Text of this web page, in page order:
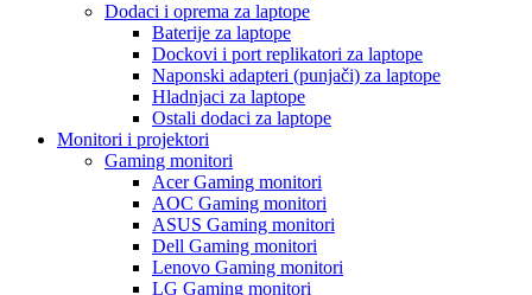
Dodaci i oprema za laptope
Baterije za laptope
Dockovi i port replikatori za laptope
Naponski adapteri (punjači) za laptope
Hladnjaci za laptope
Ostali dodaci za laptope
Monitori i projektori
Gaming monitori
Acer Gaming monitori
AOC Gaming monitori
ASUS Gaming monitori
Dell Gaming monitori
Lenovo Gaming monitori
LG Gaming monitori